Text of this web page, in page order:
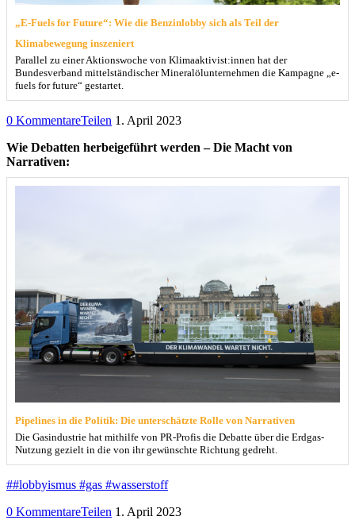
„E-Fuels for Future“: Wie die Benzinlobby sich als Teil der
Klimabewegung inszeniert
Parallel zu einer Aktionswoche von Klimaaktivist:innen hat der
Bundesverband mittelständischer Mineralölunternehmen die Kampagne „e-
fuels for future“ gestartet.
0 KommentareTeilen 1. April 2023
Wie Debatten herbeigeführt werden – Die Macht von
Narrativen:
Pipelines in die Politik: Die unterschätzte Rolle von Narrativen
Die Gasindustrie hat mithilfe von PR-Profis die Debatte über die Erdgas-
Nutzung gezielt in die von ihr gewünschte Richtung gedreht.
##lobbyismus #gas #wasserstoff
0 KommentareTeilen 1. April 2023